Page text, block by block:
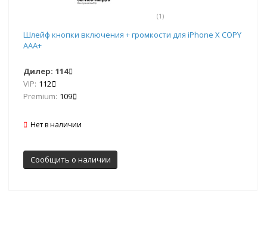
(1)
Шлейф кнопки включения + громкости для iPhone X COPY
AAA+
Дилер: 114
VIP: 112
Premium: 109
Нет в наличии
Сообщить о наличии